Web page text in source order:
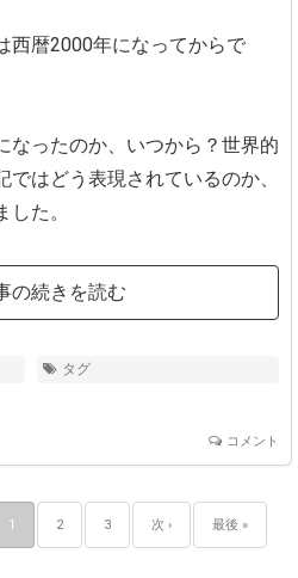
西暦2000年になってからで
なったのか、いつから？世界的
はどう表現されているのか、
た。
の続きを読む
タグ
コメント
1 2 3 次 › 最後 »